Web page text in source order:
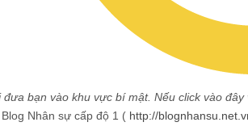
bạn vào khu vực bí mật. Nếu click vào
Nhân sự cấp độ 1 ( http://